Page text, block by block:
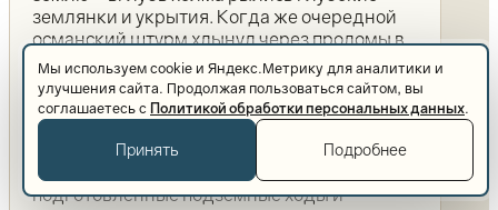
землянки и укрытия. Когда же очередной
османский штурм хлынул через проломы в
стенах, казаки, изнемогая под натиском
численно превосходящего врага, оставили
внешние укрепления (предместья Топрак-
кала и Таш-кала) и отошли к
средневековой цитадели – собственно
Азовской крепости. Донцов спасли заранее
подготовленные подземные ходы и
Мы используем cookie и Яндекс.Метрику для аналитики и
улучшения сайта. Продолжая пользоваться сайтом, вы
соглашаетесь с Политикой обработки персональных данных.
Принять Подробнее